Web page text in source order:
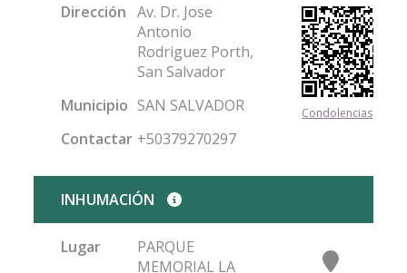
Dirección Av. Dr. Jose
Antonio
Rodriguez Porth,
San Salvador
Municipio SAN SALVADOR
Contactar +50379270297
Condolencias
INHUMACIÓN
Lugar
PARQUE
MEMORIAL LA